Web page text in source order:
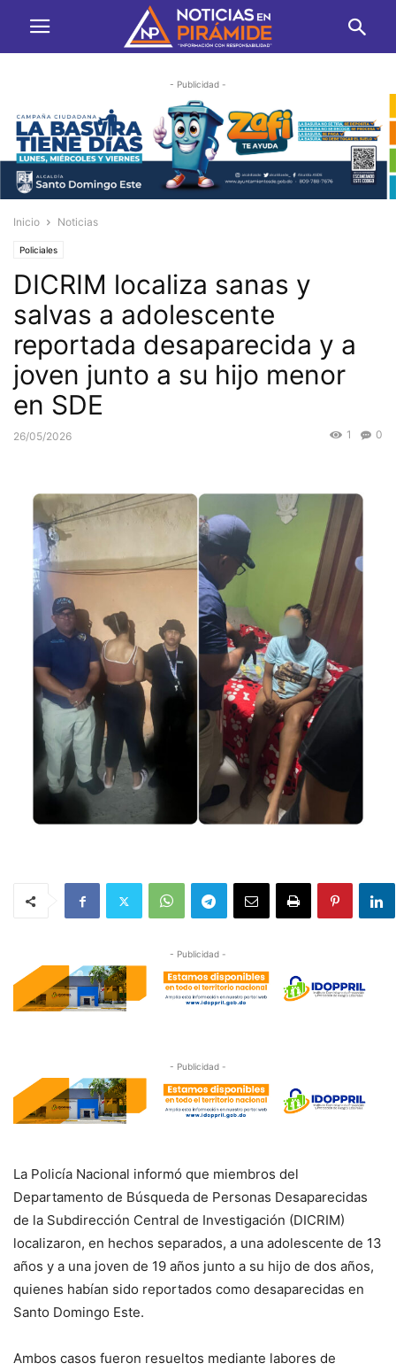
- Publicidad -
Inicio Noticias
Policiales
DICRIM localiza sanas y
salvas a adolescente
reportada desaparecida y a
joven junto a su hijo menor
en SDE
26/05/2026 0
1
- Publicidad -
- Publicidad -
La Policía Nacional informó que miembros del
Departamento de Búsqueda de Personas Desaparecidas
de la Subdirección Central de Investigación (DICRIM)
localizaron, en hechos separados, a una adolescente de 13
años y a una joven de 19 años junto a su hijo de dos años,
quienes habían sido reportados como desaparecidas en
Santo Domingo Este.
Ambos casos fueron resueltos mediante labores de